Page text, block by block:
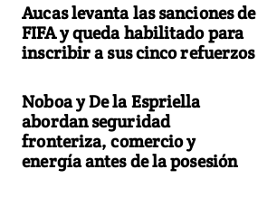
Aucas levanta las sanciones de
FIFA y queda habilitado para
inscribir a sus cinco refuerzos
Noboa y De la Espriella
abordan seguridad
fronteriza, comercio y
energía antes de la posesión